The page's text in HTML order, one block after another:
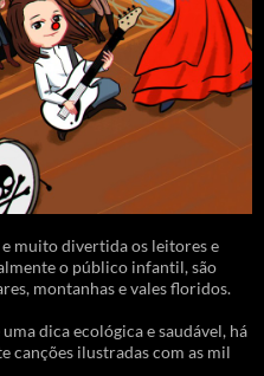
muito divertida os leitores e
o público infantil, são
montanhas e vales floridos.
dica ecológica e saudável, há
canções ilustradas com as mil